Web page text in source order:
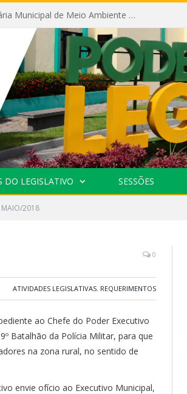
Câmara recebe palestra da Secretária Municipal de Meio Ambiente sobre as ações da “SEMANA DO MEIO AMBIENTE”
DO LEGISLATIVO SESSÕES
MAIO/2018
0
ATIVIDADES LEGISLATIVAS, REQUERIMENTOS
ao Chefe do Poder Executivo
Batalhão da Polícia Militar, para que
na zona rural, no sentido de
envie ofício ao Executivo Municipal,